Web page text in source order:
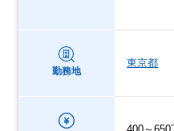
勤務地
東京都